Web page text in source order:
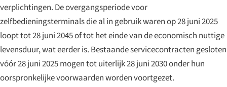
verplichtingen. De overgangsperiode voor
zelfbedieningsterminals die al in gebruik waren op 28 juni 2025
loopt tot 28 juni 2045 of tot het einde van de economisch nuttige
levensduur, wat eerder is. Bestaande servicecontracten gesloten
vóór 28 juni 2025 mogen tot uiterlijk 28 juni 2030 onder hun
oorspronkelijke voorwaarden worden voortgezet.